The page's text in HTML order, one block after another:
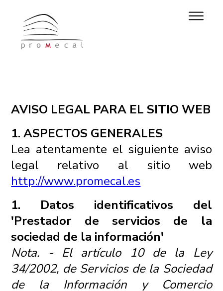
AVISO LEGAL PARA EL SITIO WEB
1. ASPECTOS GENERALES
Lea atentamente el siguiente aviso
legal relativo al sitio web
http://www.promecal.es
1. Datos identificativos del
'Prestador de servicios de la
sociedad de la información'
Nota. - El artículo 10 de la Ley
34/2002, de Servicios de la Sociedad
de la Información y Comercio